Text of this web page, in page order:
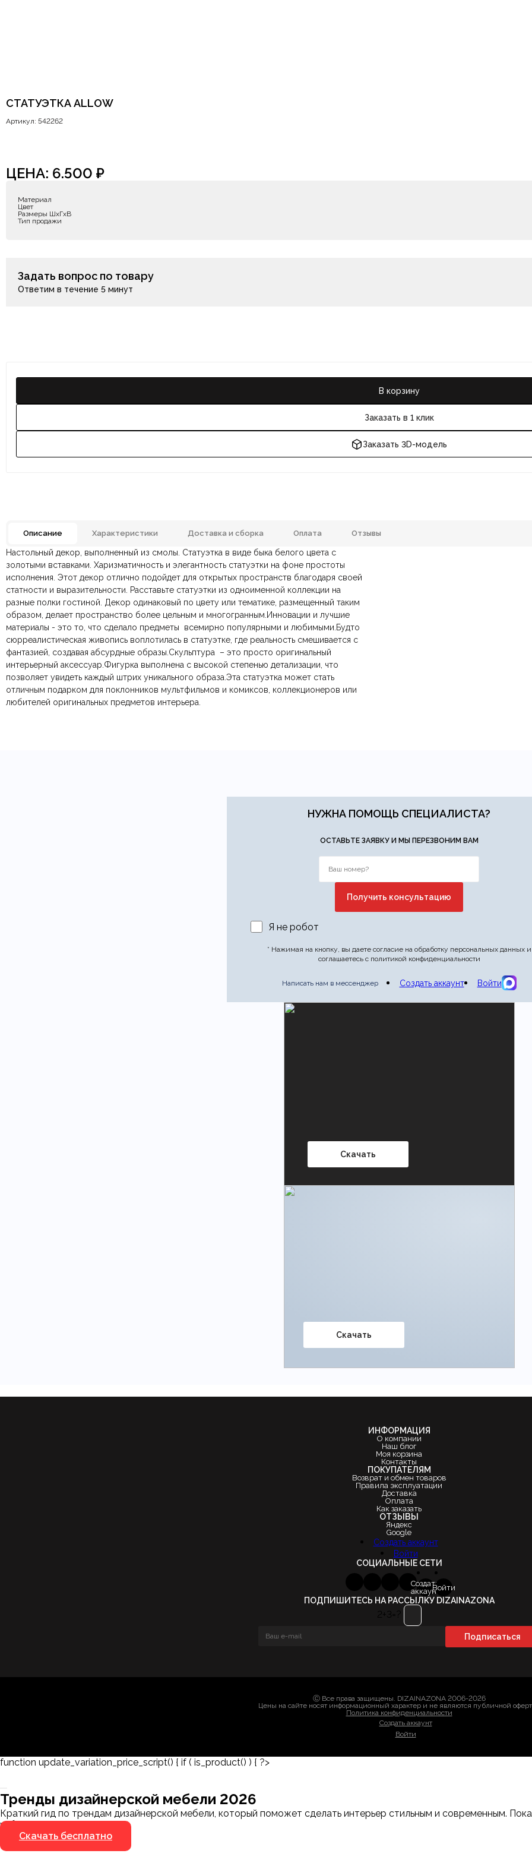
СТАТУЭТКА ALLOW
Артикул: 542262
В корзину
Заказать в 1 клик
Заказать 3D-модель
ЦЕНА: 6.500 ₽
Материал
Цвет
Размеры ШxГxВ
Тип продажи
Задать вопрос по товару
Ответим в течение 5 минут
Описание Характеристики Доставка и сборка Оплата Отзывы
Настольный декор, выполненный из смолы. Статуэтка в виде быка белого цвета с
золотыми вставками. Харизматичность и элегантность статуэтки на фоне простоты
исполнения. Этот декор отлично подойдет для открытых пространств благодаря своей
статности и выразительности. Расставьте статуэтки из одноименной коллекции на
разные полки гостиной. Декор одинаковый по цвету или тематике, размещенный таким
образом, делает пространство более цельным и многогранным.Инновации и лучшие
материалы - это то, что сделало предметы всемирно популярными и любимыми.Будто
сюрреалистическая живопись воплотилась в статуэтке, где реальность смешивается с
фантазией, создавая абсурдные образы.Cкульптура – это просто оригинальный
интерьерный аксессуар.Фигурка выполнена с высокой степенью детализации, что
позволяет увидеть каждый штрих уникального образа.Эта статуэтка может стать
отличным подарком для поклонников мультфильмов и комиксов, коллекционеров или
любителей оригинальных предметов интерьера.
Материал
По всей России:отправляем через транспортную компаниюСДЭК. Срок доставки —
По Москве и Санкт-Петербургу:быстраяЯндекс.Доставка — доставка в день заказа.
Оплата в салоне-магазине— наличными или картой при самовывозе.
Безналичная оплата по счёту— для юридических и физических лиц.
Онлайн оплата картой — быстрая и безопасная через сайт.
Отзывов ещё нет. Напишите первым.
Ваша общая оценка
Заголовок вашего отзыва
НУЖНА ПОМОЩЬ СПЕЦИАЛИСТА?
ОСТАВЬТЕ ЗАЯВКУ И МЫ ПЕРЕЗВОНИМ ВАМ
Я не робот
* Нажимая на кнопку, вы даете согласие на обработку персональных данных и
соглашаетесь с политикой конфиденциальности
Написать нам в мессенджер Создать аккаунт Войти
Скачать
Скачать
ИНФОРМАЦИЯ
О компании
Наш блог
Моя корзина
Контакты
ПОКУПАТЕЛЯМ
Возврат и обмен товаров
Правила эксплуатации
Доставка
Оплата
Как заказать
ОТЗЫВЫ
Яндекс
Google
Создать аккаунт
Войти
СОЦИАЛЬНЫЕ СЕТИ
Создать
аккаунтВойти
ПОДПИШИТЕСЬ НА РАССЫЛКУ DIZAINAZONA
2+3=?
Ⓒ Все права защищены. DIZAINAZONA 2006-2026
Цены на сайте носят информационный характер и не являются публичной
Политика конфиденциальности
Создать аккаунт
Войти
Заказать 3D-модель
Я не робот
Скачать каталог
Мы пришлём ссылку для скачивания на указанный
номер
function update_variation_price_script() { if ( is_product() ) { ?>
Тренды дизайнерской мебели 2026
Краткий гид по трендам дизайнерской мебели, который поможет сделать интерьер стильным и современным.
избегать.
Скачать бесплатно